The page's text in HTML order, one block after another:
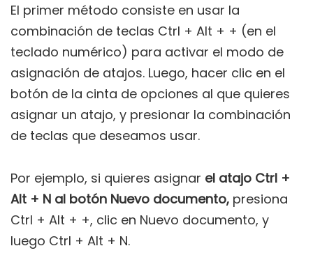
El primer método consiste en usar la
combinación de teclas Ctrl + Alt + + (en el
teclado numérico) para activar el modo de
asignación de atajos. Luego, hacer clic en el
botón de la cinta de opciones al que quieres
asignar un atajo, y presionar la combinación
de teclas que deseamos usar.
Por ejemplo, si quieres asignar el atajo Ctrl +
Alt + N al botón Nuevo documento, presiona
Ctrl + Alt + +, clic en Nuevo documento, y
luego Ctrl + Alt + N.